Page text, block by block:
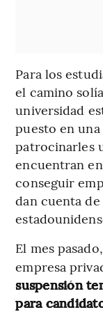
Para los
el camino
universidad
puesto en
patrocinarles
encuentran
conseguir
dan cuenta
El mes
empresa
suspensión
para